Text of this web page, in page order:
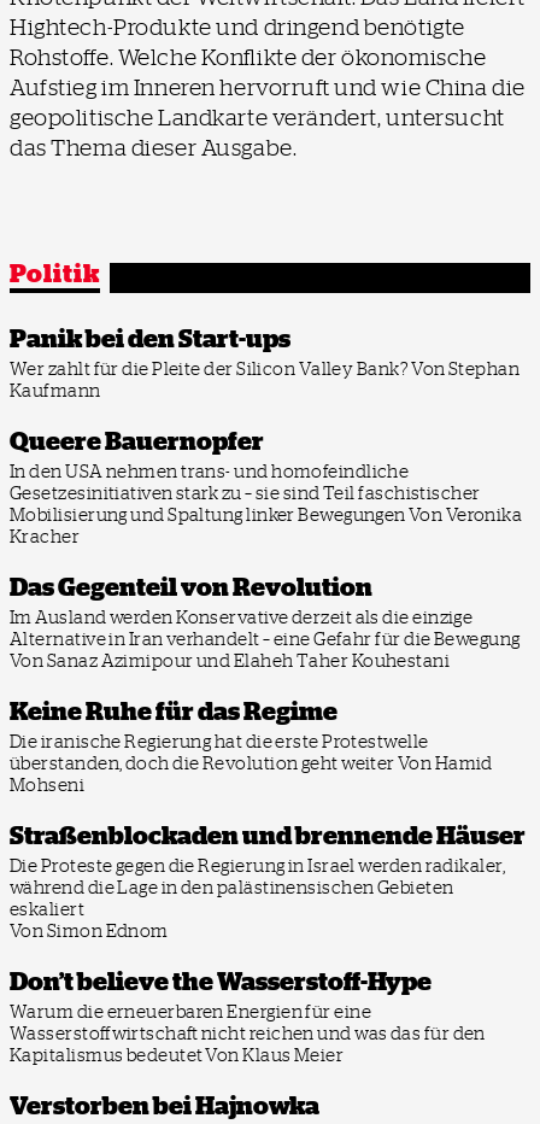
Hightech-Produkte und dringend benötigte
Rohstoffe. Welche Konflikte der ökonomische
Aufstieg im Inneren hervorruft und wie China die
geopolitische Landkarte verändert, untersucht
das Thema dieser Ausgabe.
Politik
Panik bei den Start-ups
Wer zahlt für die Pleite der Silicon Valley Bank?Von Stephan
Kaufmann
Queere Bauernopfer
In den USA nehmen trans- und homofeindliche
Gesetzesinitiativen stark zu – sie sind Teil faschistischer
Mobilisierung und Spaltung linker Bewegungen Von Veronika
Kracher
Das Gegenteil von Revolution
Im Ausland werden Konservative derzeit als die einzige
Alternative in Iran verhandelt – eine Gefahr für die Bewegung
Von Sanaz Azimipour und Elaheh Taher Kouhestani
Keine Ruhe für das Regime
Die iranische Regierung hat die erste Protestwelle
überstanden, doch die Revolution geht weiterVon Hamid
Mohseni
Straßenblockaden und brennende Häuser
Die Proteste gegen die Regierung in Israel werden radikaler,
während die Lage in den palästinensischen Gebieten
eskaliert
Von Simon Ednom
Don’t believe the Wasserstoff-Hype
Warum die erneuerbaren Energien für eine
Wasserstoffwirtschaft nicht reichen und was das für den
Kapitalismus bedeutetVon Klaus Meier
Verstorben bei Hajnowka